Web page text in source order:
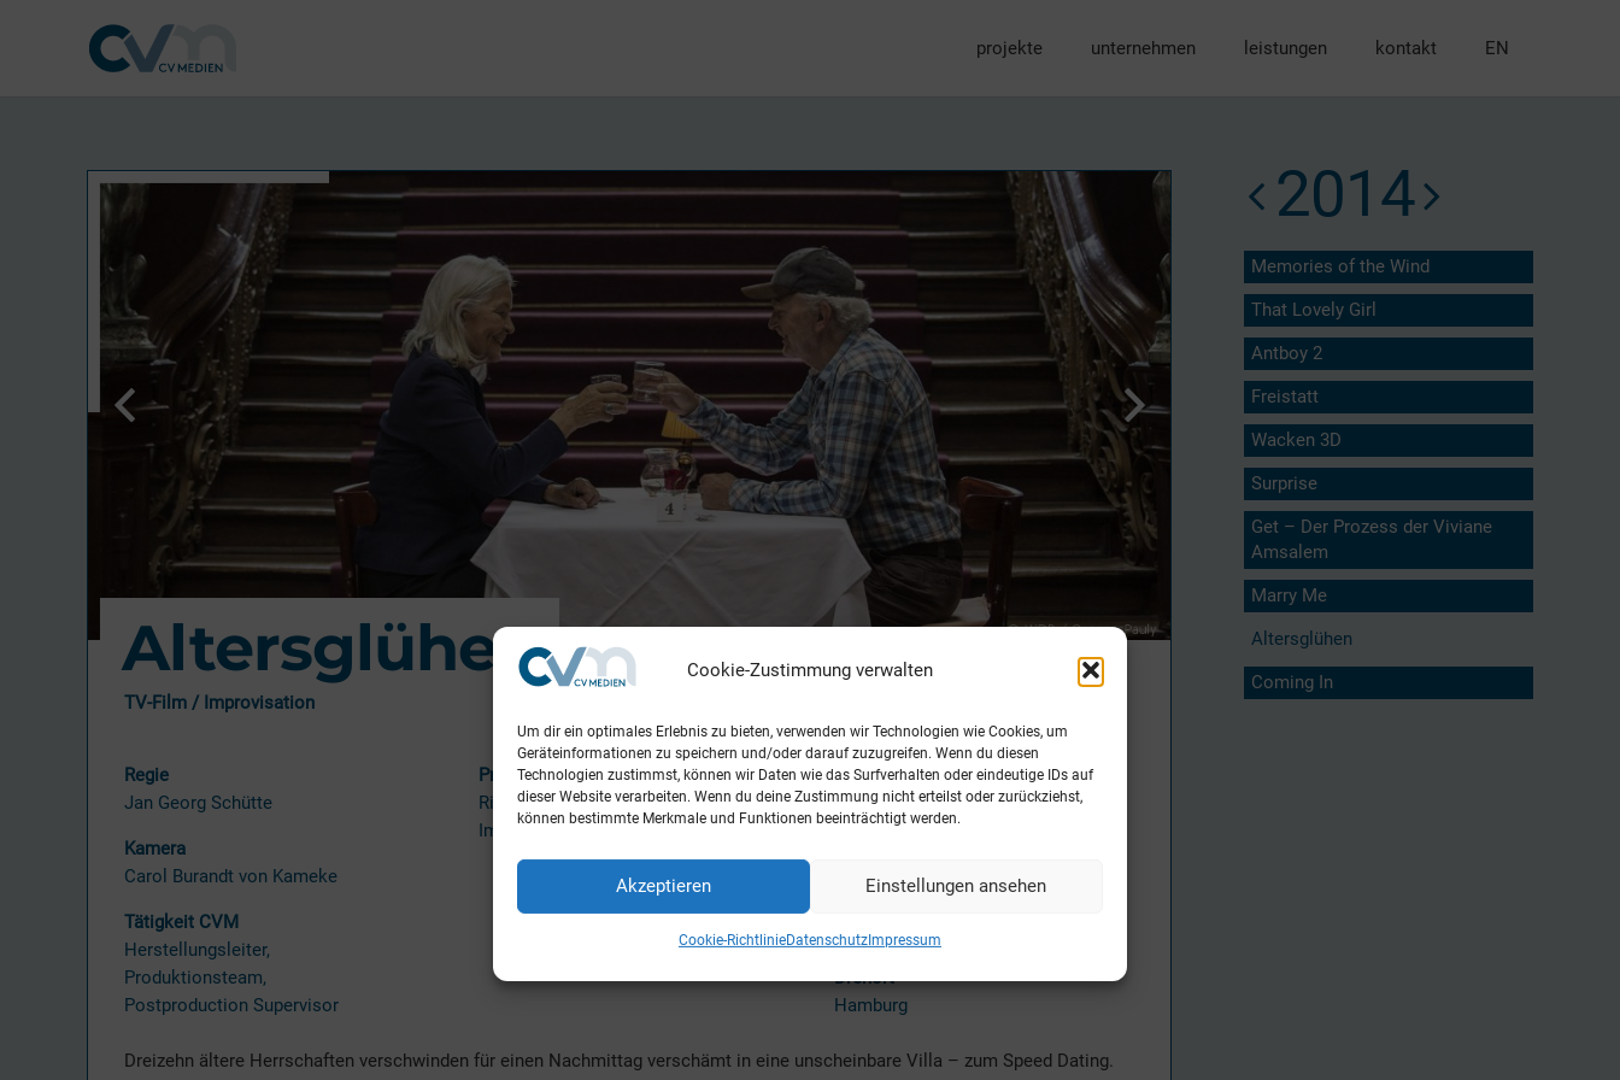
Cookie-Zustimmung verwalten
Um dir ein optimales Erlebnis zu bieten, verwenden wir Technologien wie Cookies, um
Geräteinformationen zu speichern und/oder darauf zuzugreifen. Wenn du diesen
Technologien zustimmst, können wir Daten wie das Surfverhalten oder eindeutige IDs auf
dieser Website verarbeiten. Wenn du deine Zustimmung nicht erteilst oder zurückziehst,
können bestimmte Merkmale und Funktionen beeinträchtigt werden.
Akzeptieren Einstellungen ansehen
Cookie-RichtlinieDatenschutzImpressum
projekte unternehmen leistungen kontakt EN
Altersglühen
TV-Film / Improvisation
Regie
Jan Georg Schütte
Kamera
Carol Burandt von Kameke
Tätigkeit CVM
Herstellungsleiter,
Produktionsteam,
Postproduction Supervisor
Produktion
Riva Filmproduktion
Im Auftrag von WDR und NDR
Release
Uraufführung 08.10.2014
(Cologne Conference)
2013
Drehort
Hamburg
Dreizehn ältere Herrschaften verschwinden für einen Nachmittag verschämt in eine unscheinbare Villa – zum Speed Dating.
2014
Memories of the Wind
That Lovely Girl
Antboy 2
Freistatt
Wacken 3D
Surprise
Get – Der Prozess der Viviane
Amsalem
Marry Me
Altersglühen
Coming In